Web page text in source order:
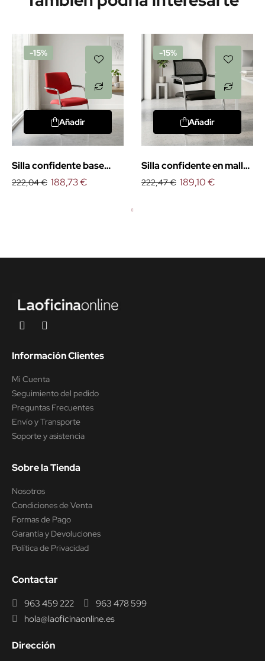
-15%
Añadir
Silla confidente base
patín Eva
222,04 € 188,73 €
-15%
Añadir
Silla confidente en malla
Eva
222,47 € 189,10 €
Información Clientes
Mi Cuenta
Seguimiento del pedido
Preguntas Frecuentes
Envío y Transporte
Soporte y asistencia
Sobre la Tienda
Nosotros
Condiciones de Venta
Formas de Pago
Garantía y Devoluciones
Política de Privacidad
Contactar
963 459 222
963 478 599
hola@laoficinaonline.es
Dirección